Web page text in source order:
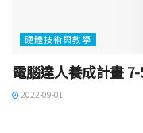
硬體技術與教學
電腦達人養成計畫
2022-09-01